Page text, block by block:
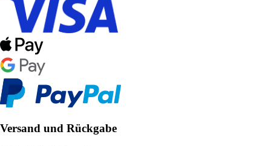
Versand und Rückgabe